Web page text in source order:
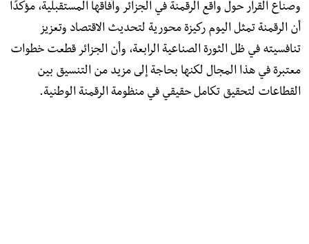
وصناع القرار حول واقع الرقمنة في الجزائر وآفاقها المستقبلية، مؤكدًا
أن الرقمنة تمثل اليوم ركيزة محورية لتحديث الاقتصاد وتعزيز
تنافسيته في ظل الثورة الصناعية الرابعة، وأن الجزائر قطعت خطوات
معتبرة في هذا المجال لكنها بحاجة إلى مزيد من التنسيق بين
القطاعات لتحقيق تكامل حقيقي في منظومة الرقمنة الوطنية.